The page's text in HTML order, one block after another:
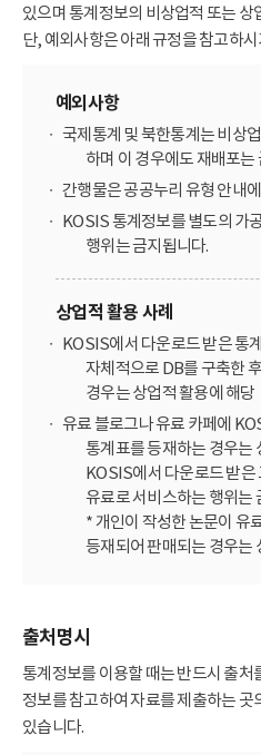
있으며 통계정보의 비상업적 또는 상
단, 예외사항은 아래 규정을 참고하
예외사항
국제통계 및 북한통계는 비상
하며 이 경우에도 재배포는
간행물은 공공누리 유형 안내
KOSIS 통계정보를 별도의 가
행위는 금지됩니다.
상업적 활용 사례
KOSIS에서 다운로드 받은 통
자체적으로 DB를 구축한
경우는 상업적 활용에 해당
유료 블로그나 유료 카페에
통계표를 등재하는 경우는
KOSIS에서 다운로드 받
유료로 서비스하는 행위는
* 개인이 작성한 논문이 유
등재되어 판매되는 경우는
출처명시
통계정보를 이용할 때는 반드시 출처
정보를 참고하여 자료를 제출하는 곳
있습니다.